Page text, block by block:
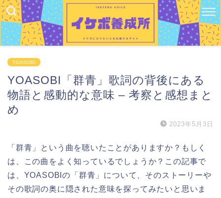
YOASOBI
YOASOBI「群青」歌詞の背後にある
物語と感動的な意味 – 考察と感想まと
め
2023年5月3日
「群青」という曲を聴いたことがありますか？もしく
は、この曲をよく知っているでしょうか？この記事で
は、YOASOBIの「群青」について、そのストーリーや
その歌詞の奥に隠された意味を探ってみたいと思いま